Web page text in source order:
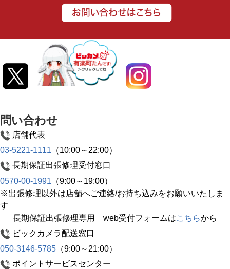
問い合わせ
店舗代表
03-5221-1111 （10:00～22:00）
長期保証出張修理受付窓口
0570-00-1991 （9:00～19:00）
※出張修理以外は店舗へご連絡/お持ち込みをお願いいたしま
す
長期保証出張修理専用 web受付フォームはこちらから
ビックカメラ配送窓口
050-3146-5785 （9:00～21:00）
ポイントサービスセンター